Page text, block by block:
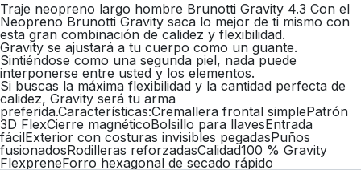
Traje neopreno largo hombre Brunotti Gravity 4.3 Con el
Neopreno Brunotti Gravity saca lo mejor de ti mismo con
esta gran combinación de calidez y flexibilidad.
Gravity se ajustará a tu cuerpo como un guante.
Sintiéndose como una segunda piel, nada puede
interponerse entre usted y los elementos.
Si buscas la máxima flexibilidad y la cantidad perfecta de
calidez, Gravity será tu arma
preferida.Características:Cremallera frontal simplePatrón
3D FlexCierre magnéticoBolsillo para llavesEntrada
fácilExterior con costuras invisibles pegadasPuños
fusionadosRodilleras reforzadasCalidad100 % Gravity
FlexpreneForro hexagonal de secado rápido